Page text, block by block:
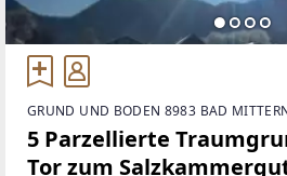
GRUND UND BODEN 8983 BAD
5 Parzellierte
Tor zum